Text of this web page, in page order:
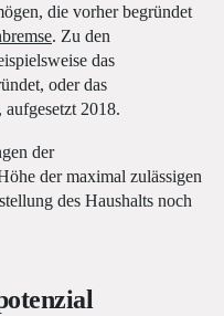
die vorher begründet
. Zu den
das
oder das
aufgesetzt 2018.
der
der maximal zulässigen
des Haushalts noch